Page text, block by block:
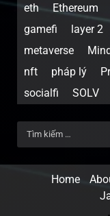
eth
Ethereum
gamefi
layer 2
metaverse
nft
pháp lý
socialfi
SOLV
Home